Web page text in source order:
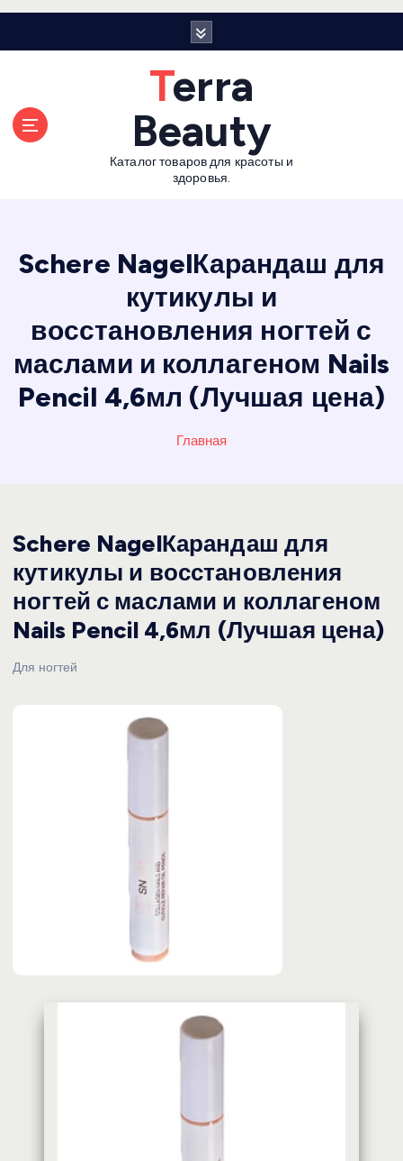
Terra
Beauty
Каталог товаров для красоты и
здоровья.
Schere NagelКарандаш для
кутикулы и
восстановления ногтей с
маслами и коллагеном Nails
Pencil 4,6мл (Лучшая цена)
Главная
Schere NagelКарандаш для
кутикулы и восстановления
ногтей с маслами и коллагеном
Nails Pencil 4,6мл (Лучшая цена)
Для ногтей